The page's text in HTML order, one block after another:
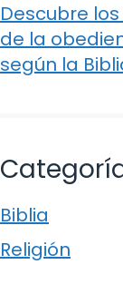
Descubre
de la
según la
Biblia
Religión